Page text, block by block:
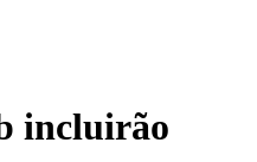
incluirão